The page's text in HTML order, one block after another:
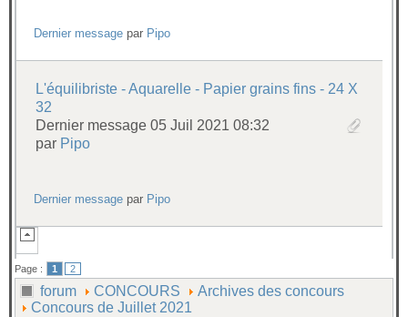
Dernier message par Pipo
L'équilibriste - Aquarelle - Papier grains fins - 24 X
32
Dernier message 05 Juil 2021 08:32
par Pipo
Dernier message par Pipo
Page : 1 2
forum CONCOURS
Archives des concours
Concours de Juillet 2021